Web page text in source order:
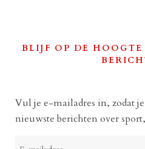
BLIJF OP DE
Vul je e-mailadres in, zodat
nieuwste berichten over